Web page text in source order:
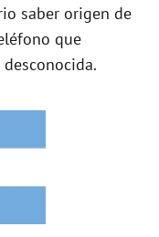
saber origen de
que